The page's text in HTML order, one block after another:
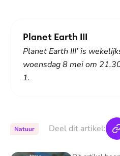
Planet Earth III
Planet Earth III’ is
woensdag 8 mei om
1.
Natuur Deel dit artikel: